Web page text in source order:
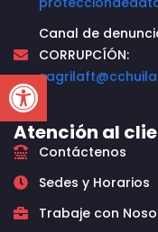
Open toolbar
Canal de
CORRUPCÍÓN:
Atención al
Contáctenos
Sedes y Horarios
Trabaje con